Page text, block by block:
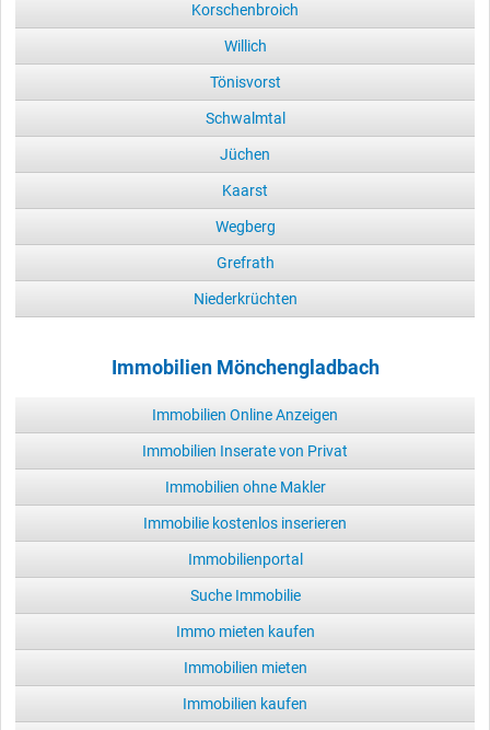
Korschenbroich
Willich
Tönisvorst
Schwalmtal
Jüchen
Kaarst
Wegberg
Grefrath
Niederkrüchten
Immobilien Mönchengladbach
Immobilien Online Anzeigen
Immobilien Inserate von Privat
Immobilien ohne Makler
Immobilie kostenlos inserieren
Immobilienportal
Suche Immobilie
Immo mieten kaufen
Immobilien mieten
Immobilien kaufen